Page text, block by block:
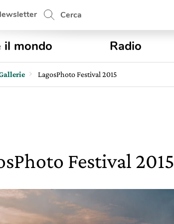
Cerca
il mondo Radio
LagosPhoto Festival 2015
Festival 2015